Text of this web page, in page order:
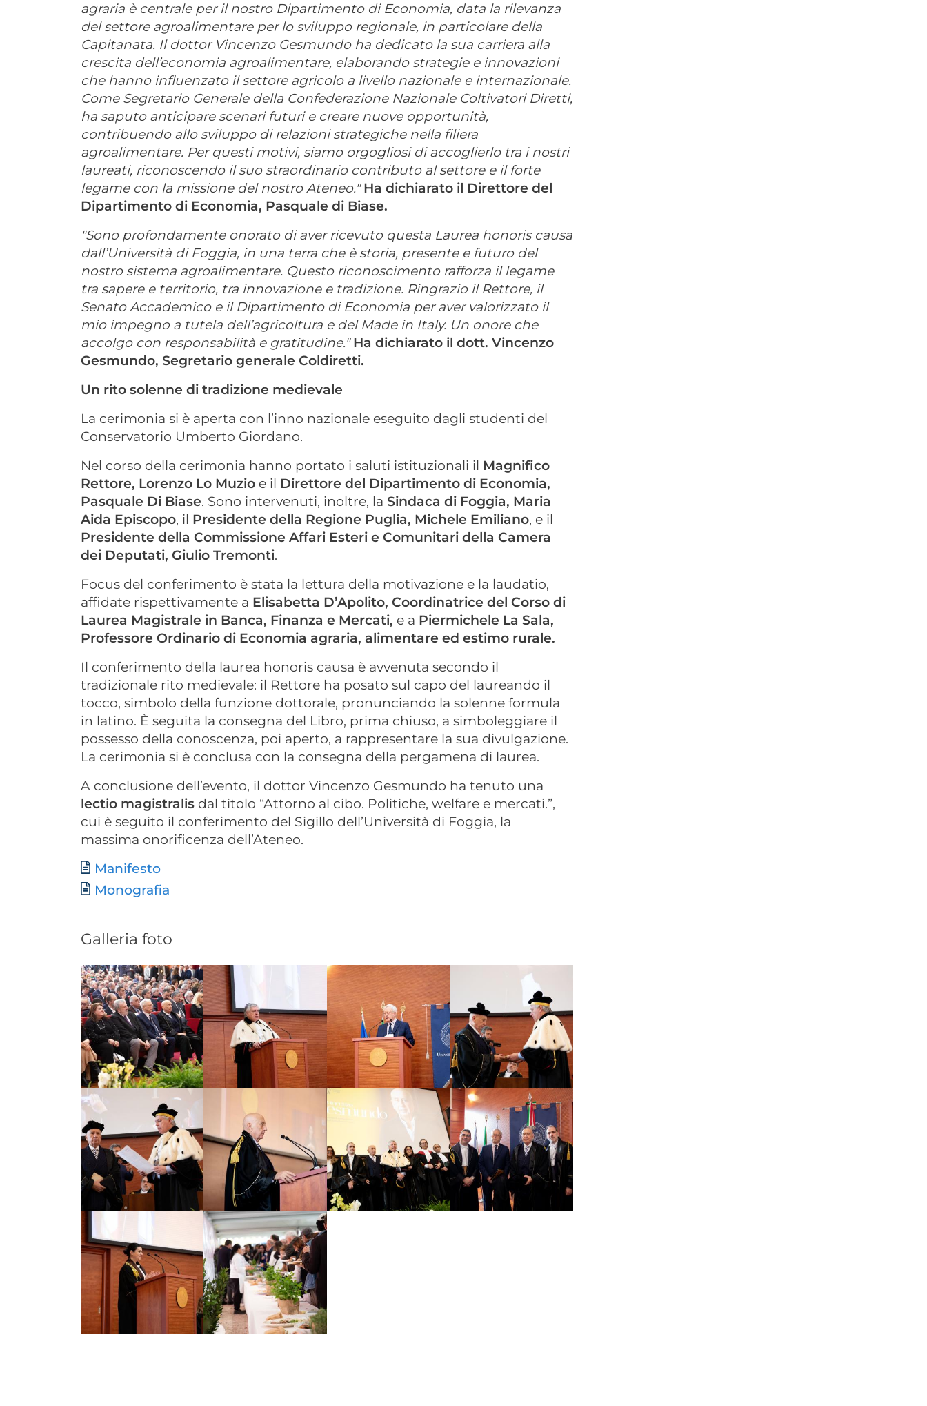
agraria è centrale per il nostro Dipartimento di Economia, data la rilevanza
del settore agroalimentare per lo sviluppo regionale, in particolare della
Capitanata. Il dottor Vincenzo Gesmundo ha dedicato la sua carriera alla
crescita dell’economia agroalimentare, elaborando strategie e innovazioni
che hanno influenzato il settore agricolo a livello nazionale e internazionale.
Come Segretario Generale della Confederazione Nazionale Coltivatori Diretti,
ha saputo anticipare scenari futuri e creare nuove opportunità,
contribuendo allo sviluppo di relazioni strategiche nella filiera
agroalimentare. Per questi motivi, siamo orgogliosi di accoglierlo tra i nostri
laureati, riconoscendo il suo straordinario contributo al settore e il forte
legame con la missione del nostro Ateneo." Ha dichiarato il Direttore del
Dipartimento di Economia, Pasquale di Biase.
"Sono profondamente onorato di aver ricevuto questa Laurea honoris causa
dall’Università di Foggia, in una terra che è storia, presente e futuro del
nostro sistema agroalimentare. Questo riconoscimento rafforza il legame
tra sapere e territorio, tra innovazione e tradizione. Ringrazio il Rettore, il
Senato Accademico e il Dipartimento di Economia per aver valorizzato il
mio impegno a tutela dell’agricoltura e del Made in Italy. Un onore che
accolgo con responsabilità e gratitudine." Ha dichiarato il dott. Vincenzo
Gesmundo, Segretario generale Coldiretti.
Un rito solenne di tradizione medievale
La cerimonia si è aperta con l’inno nazionale eseguito dagli studenti del
Conservatorio Umberto Giordano.
Nel corso della cerimonia hanno portato i saluti istituzionali il Magnifico
Rettore, Lorenzo Lo Muzio e il Direttore del Dipartimento di Economia,
Pasquale Di Biase. Sono intervenuti, inoltre, la Sindaca di Foggia, Maria
Aida Episcopo, il Presidente della Regione Puglia, Michele Emiliano, e il
Presidente della Commissione Affari Esteri e Comunitari della Camera
dei Deputati, Giulio Tremonti.
Focus del conferimento è stata la lettura della motivazione e la laudatio,
affidate rispettivamente a Elisabetta D’Apolito, Coordinatrice del Corso di
Laurea Magistrale in Banca, Finanza e Mercati, e a Piermichele La Sala,
Professore Ordinario di Economia agraria, alimentare ed estimo rurale.
Il conferimento della laurea honoris causa è avvenuta secondo il
tradizionale rito medievale: il Rettore ha posato sul capo del laureando il
tocco, simbolo della funzione dottorale, pronunciando la solenne formula
in latino. È seguita la consegna del Libro, prima chiuso, a simboleggiare il
possesso della conoscenza, poi aperto, a rappresentare la sua divulgazione.
La cerimonia si è conclusa con la consegna della pergamena di laurea.
A conclusione dell’evento, il dottor Vincenzo Gesmundo ha tenuto una
lectio magistralis dal titolo “Attorno al cibo. Politiche, welfare e mercati.”,
cui è seguito il conferimento del Sigillo dell’Università di Foggia, la
massima onorificenza dell’Ateneo.
Document
Manifesto
Document
Monografia
Galleria foto